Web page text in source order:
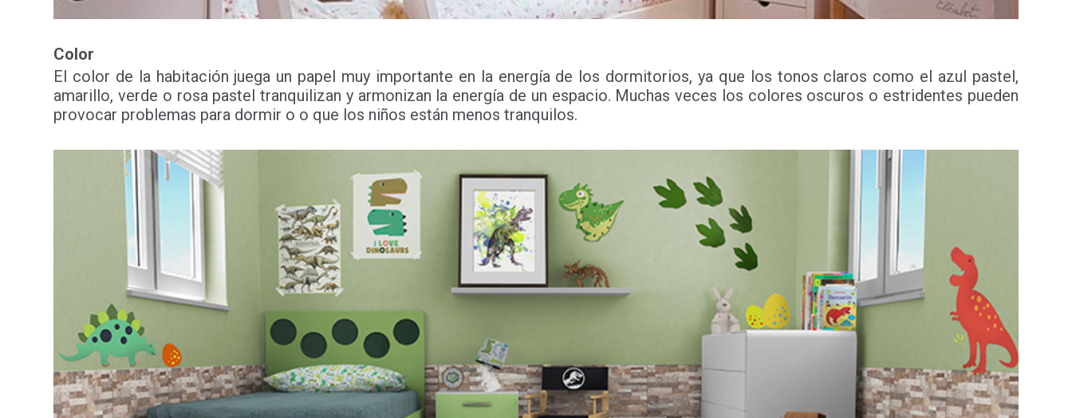
Color
El color de la habitación juega un papel muy importante en la energía de los dormitorios, ya que los tonos claros como el azul pastel,
amarillo, verde o rosa pastel tranquilizan y armonizan la energía de un espacio. Muchas veces los colores oscuros o estridentes pueden
provocar problemas para dormir o o que los niños están menos tranquilos.